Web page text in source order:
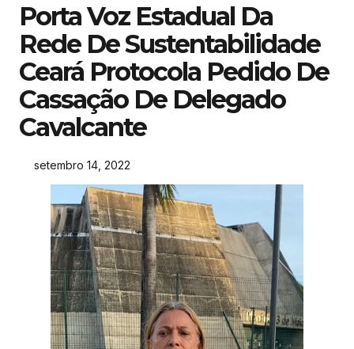
Porta Voz Estadual Da
Rede De Sustentabilidade
Ceará Protocola Pedido De
Cassação De Delegado
Cavalcante
setembro 14, 2022